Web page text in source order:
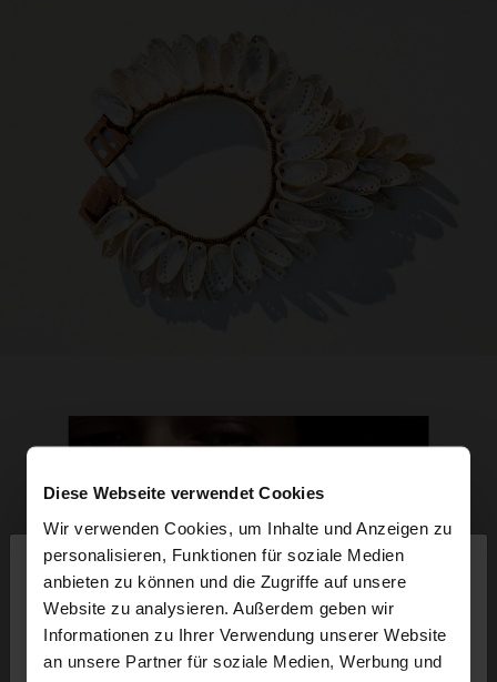
Diese Webseite verwendet Cookies
Wir verwenden Cookies, um Inhalte und Anzeigen zu
personalisieren, Funktionen für soziale Medien
anbieten zu können und die Zugriffe auf unsere
Website zu analysieren. Außerdem geben wir
Informationen zu Ihrer Verwendung unserer Website
an unsere Partner für soziale Medien, Werbung und
hallo
Sie greifen von Schweiz auf die Website zu.
Möchten Sie unsere United States Website